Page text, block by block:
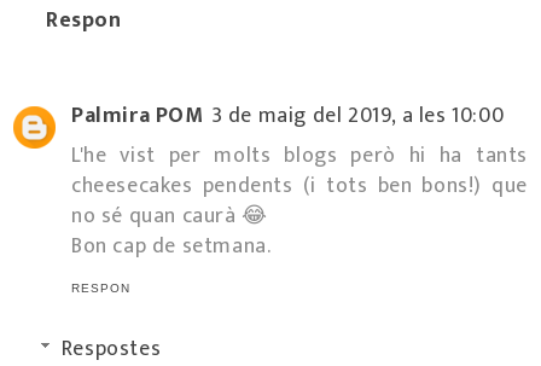
Respon
Palmira POM 3 de maig del 2019, a les 10:00
L'he vist per molts blogs però hi ha tants
cheesecakes pendents (i tots ben bons!) que
no sé quan caurà 😂
Bon cap de setmana.
RESPON
Respostes